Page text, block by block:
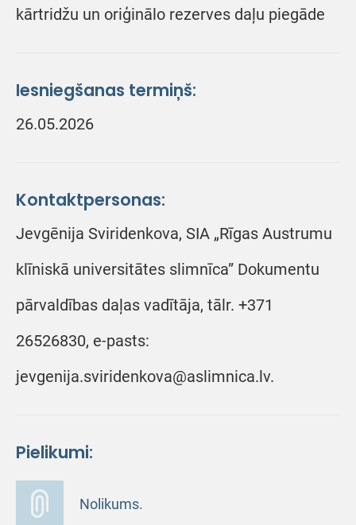
kārtridžu un oriģinālo rezerves daļu piegāde
Iesniegšanas termiņš:
26.05.2026
Kontaktpersonas:
Jevgēnija Sviridenkova, SIA „Rīgas Austrumu
klīniskā universitātes slimnīca” Dokumentu
pārvaldības daļas vadītāja, tālr. +371
26526830, e-pasts:
jevgenija.sviridenkova@aslimnica.lv.
Pielikumi:
Nolikums.